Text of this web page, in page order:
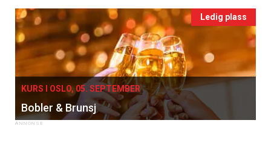
Ledig plass
KURS I OSLO, 05. SEPTEMBER
Bobler & Brunsj